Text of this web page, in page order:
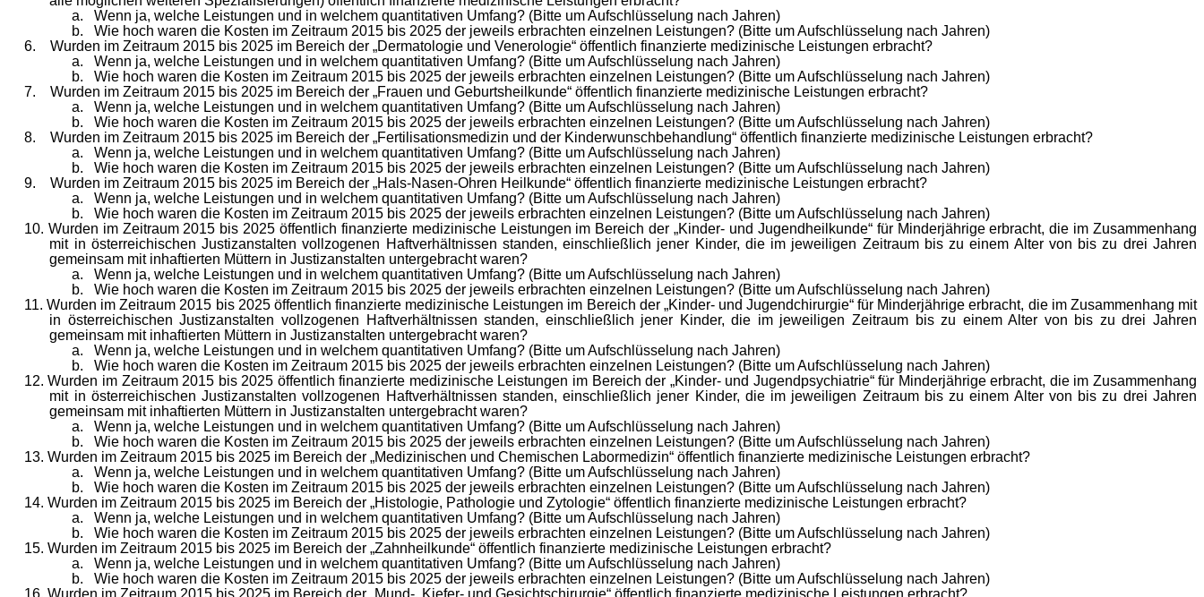
a. Wenn ja, welche Leistungen und in welchem quantitativen Umfang? (Bitte um Aufschlüsselung nach Jahren)
b. Wie hoch waren die Kosten im Zeitraum 2015 bis 2025 der jeweils erbrachten einzelnen Leistungen? (Bitte um Aufschlüsselung nach Jahren)
6. Wurden im Zeitraum 2015 bis 2025 im Bereich der „Dermatologie und Venerologie“ öffentlich finanzierte medizinische Leistungen erbracht?
a. Wenn ja, welche Leistungen und in welchem quantitativen Umfang? (Bitte um Aufschlüsselung nach Jahren)
b. Wie hoch waren die Kosten im Zeitraum 2015 bis 2025 der jeweils erbrachten einzelnen Leistungen? (Bitte um Aufschlüsselung nach Jahren)
7. Wurden im Zeitraum 2015 bis 2025 im Bereich der „Frauen und Geburts­heilkunde“ öffentlich finanzierte medizinische Leistungen erbracht?
a. Wenn ja, welche Leistungen und in welchem quantitativen Umfang? (Bitte um Aufschlüsselung nach Jahren)
b. Wie hoch waren die Kosten im Zeitraum 2015 bis 2025 der jeweils erbrachten einzelnen Leistungen? (Bitte um Aufschlüsselung nach Jahren)
8. Wurden im Zeitraum 2015 bis 2025 im Bereich der „Fertilisationsmedizin und der Kinderwunschbehandlung“ öffentlich finanzierte medizinische Leistungen erbracht?
a. Wenn ja, welche Leistungen und in welchem quantitativen Umfang? (Bitte um Aufschlüsselung nach Jahren)
b. Wie hoch waren die Kosten im Zeitraum 2015 bis 2025 der jeweils erbrachten einzelnen Leistungen? (Bitte um Aufschlüsselung nach Jahren)
9. Wurden im Zeitraum 2015 bis 2025 im Bereich der „Hals-Nasen-Ohren Heilkunde“ öffentlich finanzierte medizinische Leistungen erbracht?
a. Wenn ja, welche Leistungen und in welchem quantitativen Umfang? (Bitte um Aufschlüsselung nach Jahren)
b. Wie hoch waren die Kosten im Zeitraum 2015 bis 2025 der jeweils erbrachten einzelnen Leistungen? (Bitte um Aufschlüsselung nach Jahren)
10. Wurden im Zeitraum 2015 bis 2025 öffentlich finanzierte medizinische Leistungen im Bereich der „Kinder- und Jugendheilkunde“ für Minderjährige erbracht, die im Zusammenhang
mit in österreichischen Justizanstalten vollzogenen Haftverhältnissen standen, einschließlich jener Kinder, die im jeweiligen Zeitraum bis zu einem Alter von bis zu drei Jahren
gemeinsam mit inhaftierten Müttern in Justizanstalten untergebracht waren?
a. Wenn ja, welche Leistungen und in welchem quantitativen Umfang? (Bitte um Aufschlüsselung nach Jahren)
b. Wie hoch waren die Kosten im Zeitraum 2015 bis 2025 der jeweils erbrachten einzelnen Leistungen? (Bitte um Aufschlüsselung nach Jahren)
11. Wurden im Zeitraum 2015 bis 2025 öffentlich finanzierte medizinische Leistungen im Bereich der „Kinder- und Jugendchirurgie“ für Minderjährige erbracht, die im Zusammenhang mit
in österreichischen Justizanstalten vollzogenen Haftverhältnissen standen, einschließlich jener Kinder, die im jeweiligen Zeitraum bis zu einem Alter von bis zu drei Jahren
gemeinsam mit inhaftierten Müttern in Justizanstalten untergebracht waren?
a. Wenn ja, welche Leistungen und in welchem quantitativen Umfang? (Bitte um Aufschlüsselung nach Jahren)
b. Wie hoch waren die Kosten im Zeitraum 2015 bis 2025 der jeweils erbrachten einzelnen Leistungen? (Bitte um Aufschlüsselung nach Jahren)
12. Wurden im Zeitraum 2015 bis 2025 öffentlich finanzierte medizinische Leistungen im Bereich der „Kinder- und Jugendpsychiatrie“ für Minderjährige erbracht, die im Zusammenhang
mit in österreichischen Justizanstalten vollzogenen Haftverhältnissen standen, einschließlich jener Kinder, die im jeweiligen Zeitraum bis zu einem Alter von bis zu drei Jahren
gemeinsam mit inhaftierten Müttern in Justizanstalten untergebracht waren?
a. Wenn ja, welche Leistungen und in welchem quantitativen Umfang? (Bitte um Aufschlüsselung nach Jahren)
b. Wie hoch waren die Kosten im Zeitraum 2015 bis 2025 der jeweils erbrachten einzelnen Leistungen? (Bitte um Aufschlüsselung nach Jahren)
13. Wurden im Zeitraum 2015 bis 2025 im Bereich der „Medizinischen und Chemischen Labormedizin“ öffentlich finanzierte medizinische Leistungen erbracht?
a. Wenn ja, welche Leistungen und in welchem quantitativen Umfang? (Bitte um Aufschlüsselung nach Jahren)
b. Wie hoch waren die Kosten im Zeitraum 2015 bis 2025 der jeweils erbrachten einzelnen Leistungen? (Bitte um Aufschlüsselung nach Jahren)
14. Wurden im Zeitraum 2015 bis 2025 im Bereich der „Histologie, Pathologie und Zytologie“ öffentlich finanzierte medizinische Leistungen erbracht?
a. Wenn ja, welche Leistungen und in welchem quantitativen Umfang? (Bitte um Aufschlüsselung nach Jahren)
b. Wie hoch waren die Kosten im Zeitraum 2015 bis 2025 der jeweils erbrachten einzelnen Leistungen? (Bitte um Aufschlüsselung nach Jahren)
15. Wurden im Zeitraum 2015 bis 2025 im Bereich der „Zahnheilkunde“ öffentlich finanzierte medizinische Leistungen erbracht?
a. Wenn ja, welche Leistungen und in welchem quantitativen Umfang? (Bitte um Aufschlüsselung nach Jahren)
b. Wie hoch waren die Kosten im Zeitraum 2015 bis 2025 der jeweils erbrachten einzelnen Leistungen? (Bitte um Aufschlüsselung nach Jahren)